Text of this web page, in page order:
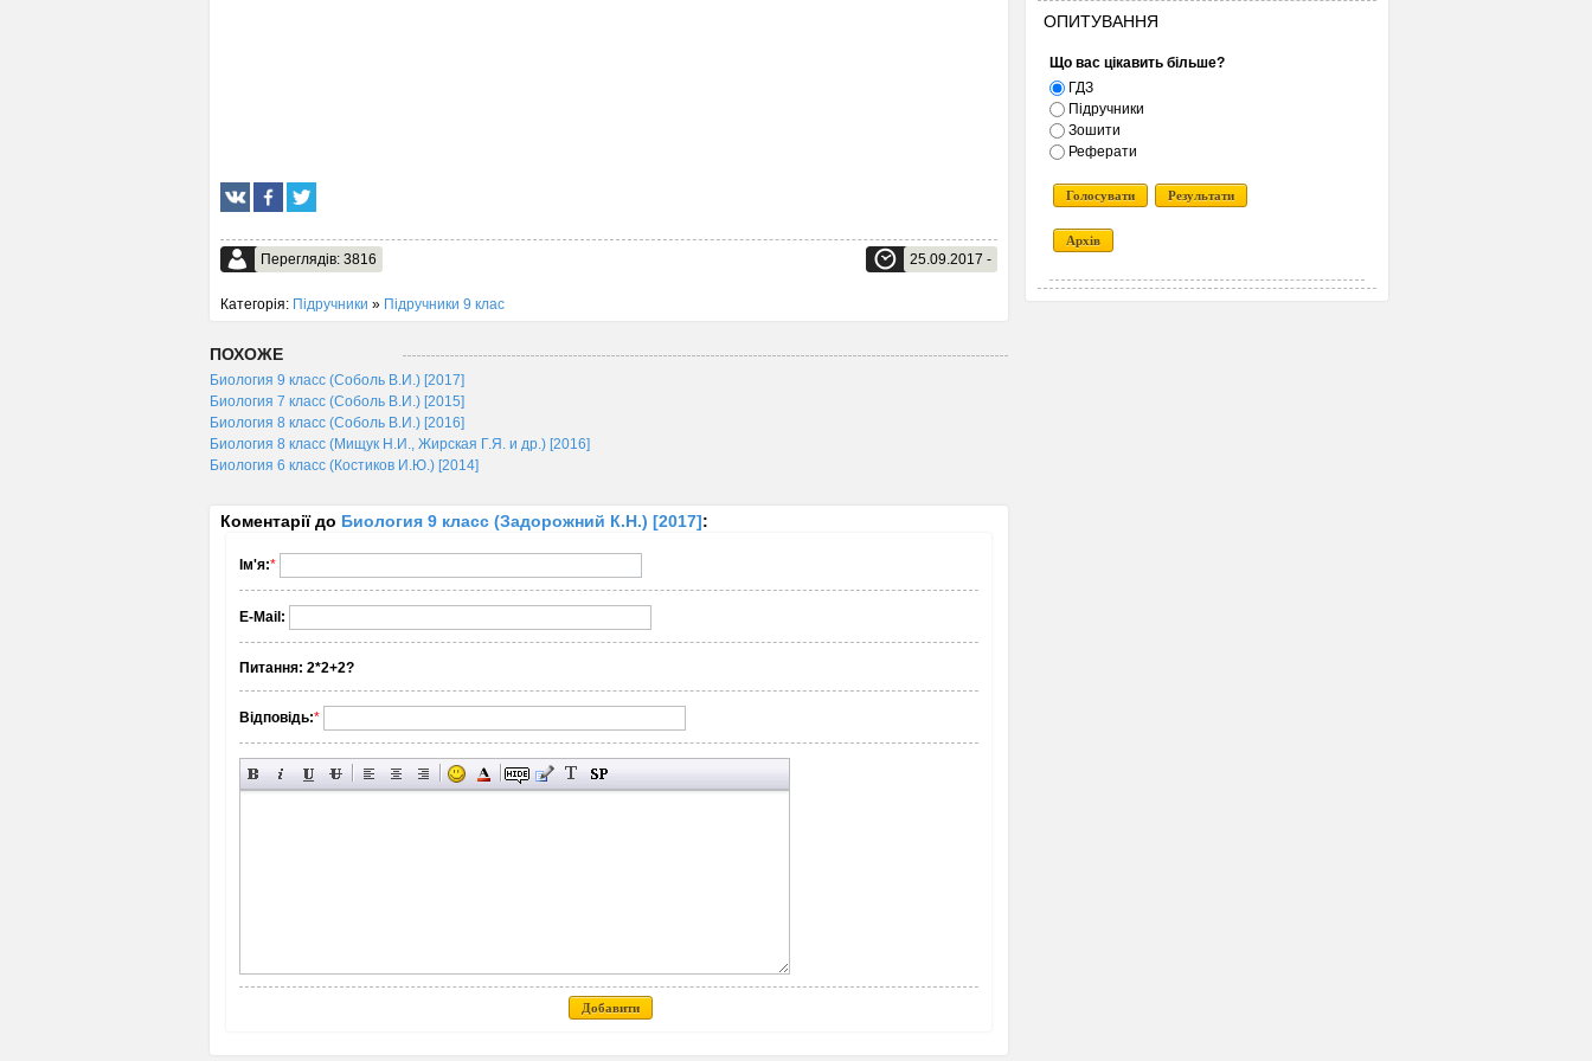
Переглядів: 3816 25.09.2017 -
Категорія: Підручники » Підручники 9 клас
ПОХОЖЕ
Биология 9 класс (Соболь В.И.) [2017]
Биология 7 класс (Соболь В.И.) [2015]
Биология 8 класс (Соболь В.И.) [2016]
Биология 8 класс (Мищук Н.И., Жирская Г.Я. и др.) [2016]
Биология 6 класс (Костиков И.Ю.) [2014]
Коментарії до Биология 9 класс (Задорожний К.Н.) [2017]:
Ім'я:*
E-Mail:
Питання: 2*2+2?
Відповідь:*
Добавити
ОПИТУВАННЯ
Що вас цікавить більше?
ГДЗ
Підручники
Зошити
Реферати
Голосувати Результати
Архів